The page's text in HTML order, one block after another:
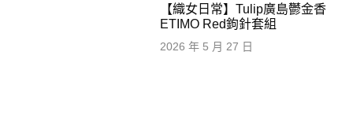
【織女日常】Tulip廣島鬱金香
ETIMO Red鉤針套組
2026 年 5 月 27 日